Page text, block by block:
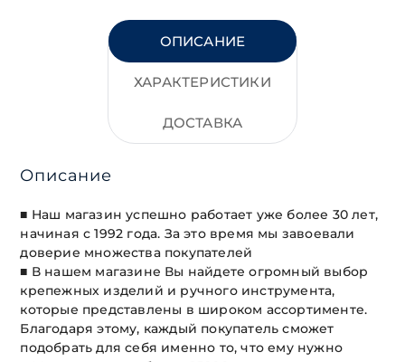
ОПИСАНИЕ
ХАРАКТЕРИСТИКИ
ДОСТАВКА
Описание
■ Наш магазин успешно работает уже более 30 лет,
начиная с 1992 года. За это время мы завоевали
доверие множества покупателей
■ В нашем магазине Вы найдете огромный выбор
крепежных изделий и ручного инструмента,
которые представлены в широком ассортименте.
Благодаря этому, каждый покупатель сможет
подобрать для себя именно то, что ему нужно